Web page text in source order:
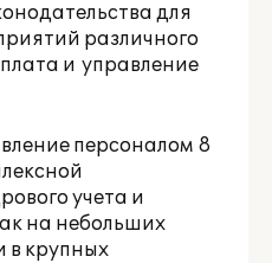
для
различного
и управление
персоналом 8
учета и
на небольших
в крупных